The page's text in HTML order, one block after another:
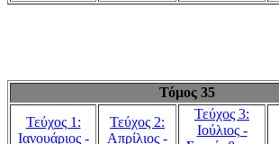
Τόμος 35
Τεύχος 1:
Ιανουάριος -
Τεύχος 2:
Απρίλιος -
Τεύχος 3:
Ιούλιος -